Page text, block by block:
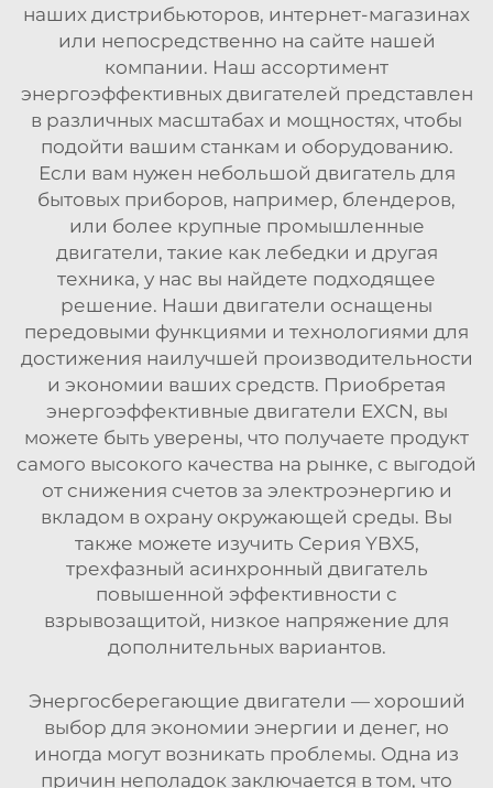
наших дистрибьюторов, интернет-магазинах
или непосредственно на сайте нашей
компании. Наш ассортимент
энергоэффективных двигателей представлен
в различных масштабах и мощностях, чтобы
подойти вашим станкам и оборудованию.
Если вам нужен небольшой двигатель для
бытовых приборов, например, блендеров,
или более крупные промышленные
двигатели, такие как лебедки и другая
техника, у нас вы найдете подходящее
решение. Наши двигатели оснащены
передовыми функциями и технологиями для
достижения наилучшей производительности
и экономии ваших средств. Приобретая
энергоэффективные двигатели EXCN, вы
можете быть уверены, что получаете продукт
самого высокого качества на рынке, с выгодой
от снижения счетов за электроэнергию и
вкладом в охрану окружающей среды. Вы
также можете изучить Серия YBX5,
трехфазный асинхронный двигатель
повышенной эффективности с
взрывозащитой, низкое напряжение для
дополнительных вариантов.
Энергосберегающие двигатели — хороший
выбор для экономии энергии и денег, но
иногда могут возникать проблемы. Одна из
причин неполадок заключается в том, что